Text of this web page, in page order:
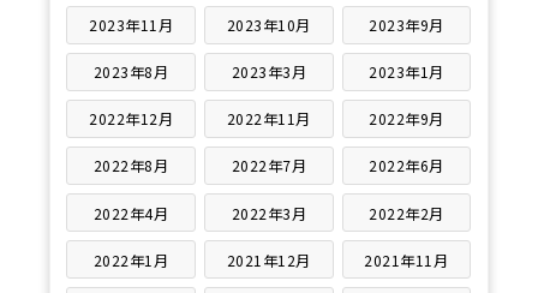
2023年11月 2023年10月 2023年9月
2023年8月 2023年3月 2023年1月
2022年12月 2022年11月 2022年9月
2022年8月 2022年7月 2022年6月
2022年4月 2022年3月 2022年2月
2022年1月 2021年12月 2021年11月